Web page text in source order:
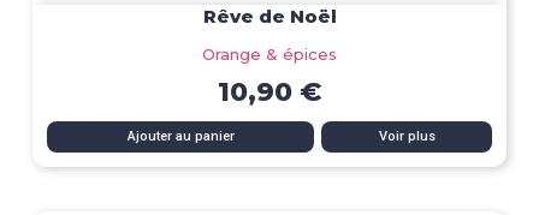
Rêve de Noël
Orange & épices
10,90 €
Ajouter au panier Voir plus